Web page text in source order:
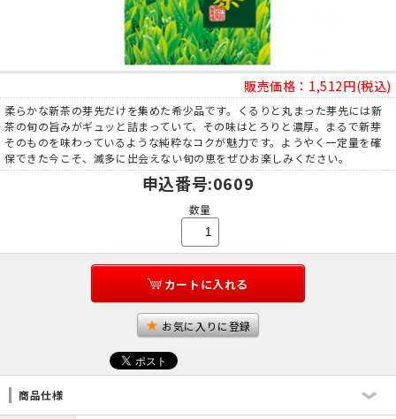
販売価格： 1,512円(税込)
柔らかな新茶の芽先だけを集めた希少品です。くるりと丸まった芽先には新
茶の旬の旨みがギュッと詰まっていて、その味はとろりと濃厚。まるで新芽
そのものを味わっているような純粋なコクが魅力です。ようやく一定量を確
保できた今こそ、滅多に出会えない旬の恵をぜひお楽しみください。
申込番号:0609
数量
カートに入れる
お気に入りに登録
商品仕様